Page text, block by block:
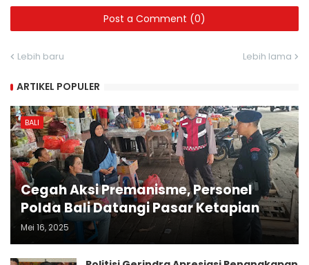
Post a Comment (0)
Lebih baru Lebih lama
ARTIKEL POPULER
BALI
Cegah Aksi Premanisme, Personel
Polda Bali Datangi Pasar Ketapian
Mei 16, 2025